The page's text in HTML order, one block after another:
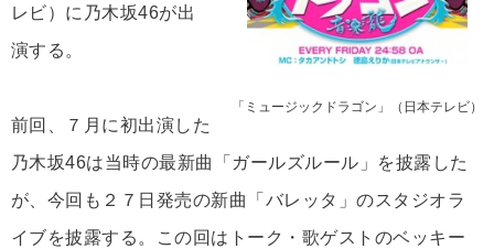
「ミュージックドラゴン」（日本テレビ）
レビ）に乃木坂46が出
演する。
前回、７月に初出演した
乃木坂46は当時の最新曲「ガールズルール」を披露した
が、今回も２７日発売の新曲「バレッタ」のスタジオラ
イブを披露する。この回はトーク・歌ゲストのベッキー